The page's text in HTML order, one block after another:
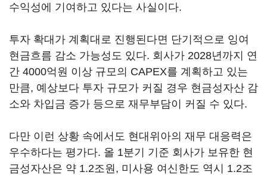
수익성에 기여하고 있다는 사실이다.
투자 확대가 계획대로 진행된다면 단기적으로 잉여
현금흐름 감소 가능성도 있다. 회사가 2028년까지 연
간 4000억원 이상 규모의 CAPEX를 계획하고 있는
만큼, 예상보다 투자 규모가 커질 경우 현금성자산 감
소와 차입금 증가 등으로 재무부담이 커질 수 있다.
다만 이런 상황 속에서도 현대위아의 재무 대응력은
우수하다는 평가다. 올 1분기 기준 회사가 보유한 현
금성자산은 약 1.2조원, 미사용 여신한도 역시 1.2조